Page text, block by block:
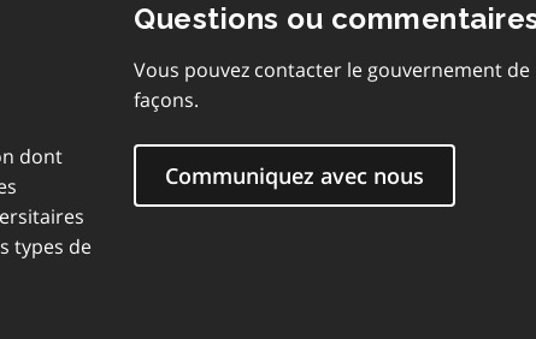
dont
types de
Questions ou
Vous pouvez contacter le gouvernement de
façons.
Communiquez avec nous